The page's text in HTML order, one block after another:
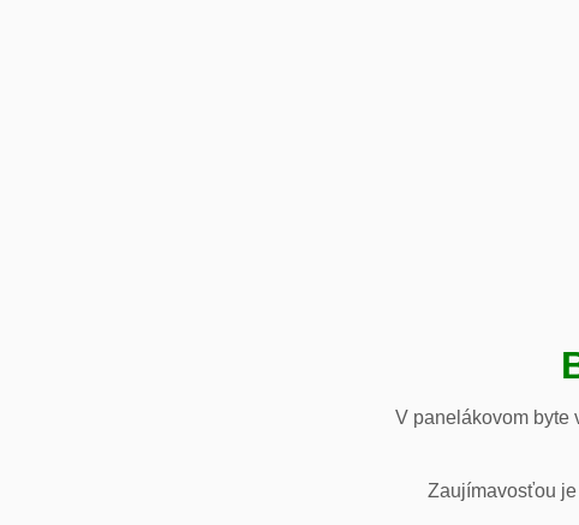
V panelákovom byte
Zaujímavosťou